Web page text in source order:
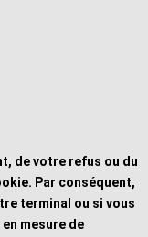
de votre refus ou du
Par conséquent,
terminal ou si vous
mesure de